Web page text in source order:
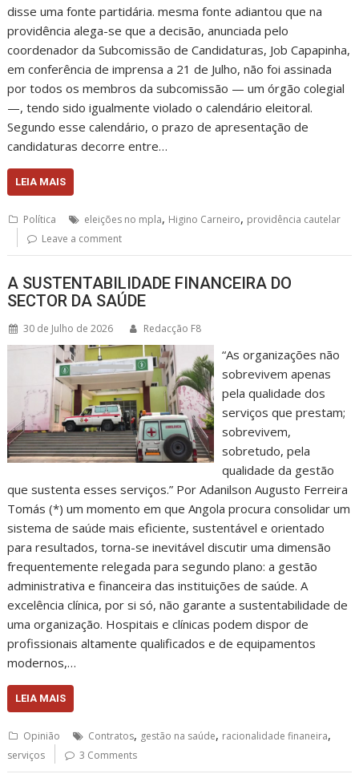
disse uma fonte partidária. mesma fonte adiantou que na
providência alega-se que a decisão, anunciada pelo
coordenador da Subcomissão de Candidaturas, Job Capapinha,
em conferência de imprensa a 21 de Julho, não foi assinada
por todos os membros da subcomissão — um órgão colegial
—, tendo sido igualmente violado o calendário eleitoral.
Segundo esse calendário, o prazo de apresentação de
candidaturas decorre entre…
LEIA MAIS
Política eleições no mpla, Higino Carneiro, providência cautelar
Leave a comment
A SUSTENTABILIDADE FINANCEIRA DO
SECTOR DA SAÚDE
30 de Julho de 2026 Redacção F8
“As organizações não
sobrevivem apenas
pela qualidade dos
serviços que prestam;
sobrevivem,
sobretudo, pela
qualidade da gestão
que sustenta esses serviços.” Por Adanilson Augusto Ferreira
Tomás (*) um momento em que Angola procura consolidar um
sistema de saúde mais eficiente, sustentável e orientado
para resultados, torna-se inevitável discutir uma dimensão
frequentemente relegada para segundo plano: a gestão
administrativa e financeira das instituições de saúde. A
excelência clínica, por si só, não garante a sustentabilidade de
uma organização. Hospitais e clínicas podem dispor de
profissionais altamente qualificados e de equipamentos
modernos,…
LEIA MAIS
Opinião Contratos, gestão na saúde, racionalidade finaneira,
serviços 3 Comments